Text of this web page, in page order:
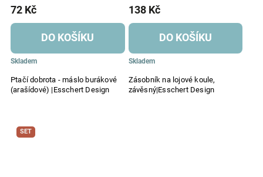
Ptačí dobrota - máslo burákové
(arašídové) |Esschert Design
Skladem
72 Kč
DO KOŠÍKU
Zásobník na lojové koule,
závěsný|Esschert Design
Skladem
138 Kč
DO KOŠÍKU
SET